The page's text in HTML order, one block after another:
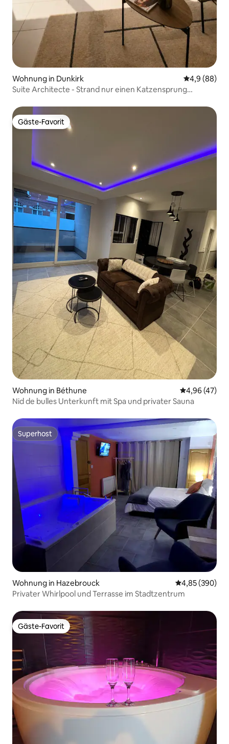
Wohnung in Dunkirk
4,9 (88)
Suite Architecte - Strand nur einen Katzensprung
Gäste-Favorit
Gäste-Favorit
Wohnung in Béthune
4,96 (47)
Nid de bulles Unterkunft mit Spa und privater Sauna
Superhost
Superhost
Wohnung in Hazebrouck
4,85 (390)
Privater Whirlpool und Terrasse im Stadtzentrum
Gäste-Favorit
Gäste-Favorit